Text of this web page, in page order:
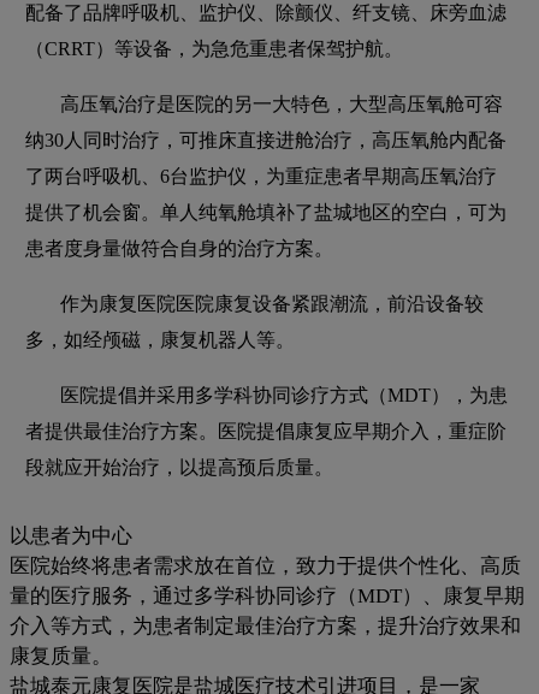
配备了品牌呼吸机、监护仪、除颤仪、纤支镜、床旁血滤
（CRRT）等设备，为急危重患者保驾护航。
高压氧治疗是医院的另一大特色，大型高压氧舱可容
纳30人同时治疗，可推床直接进舱治疗，高压氧舱内配备
了两台呼吸机、6台监护仪，为重症患者早期高压氧治疗
提供了机会窗。单人纯氧舱填补了盐城地区的空白，可为
患者度身量做符合自身的治疗方案。
作为康复医院医院康复设备紧跟潮流，前沿设备较
多，如经颅磁，康复机器人等。
医院提倡并采用多学科协同诊疗方式（MDT），为患
者提供最佳治疗方案。医院提倡康复应早期介入，重症阶
段就应开始治疗，以提高预后质量。
以患者为中心
医院始终将患者需求放在首位，致力于提供个性化、高质
量的医疗服务，通过多学科协同诊疗（MDT）、康复早期
介入等方式，为患者制定最佳治疗方案，提升治疗效果和
康复质量。
盐城泰元康复医院是盐城医疗技术引进项目，是一家